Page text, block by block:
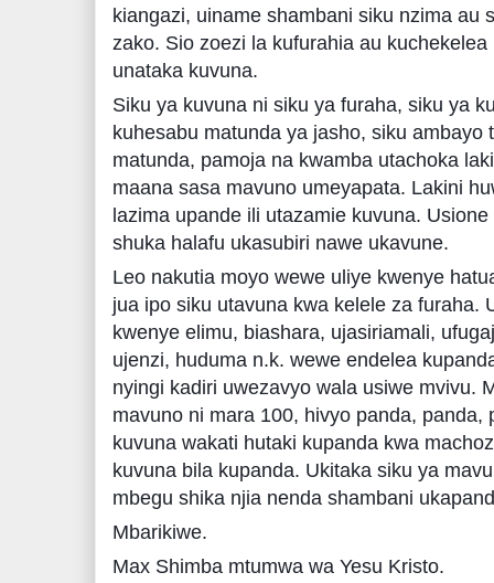
kiangazi, uiname shambani siku nzima au
zako. Sio zoezi la kufurahia au
unataka kuvuna.
Siku ya kuvuna ni siku ya furaha, siku ya
kuhesabu matunda ya jasho, siku ambayo
matunda, pamoja na kwamba utachoka
maana sasa mavuno umeyapata. Lakini
lazima upande ili utazamie kuvuna.
shuka halafu ukasubiri nawe ukavune.
Leo nakutia moyo wewe uliye kwenye
jua ipo siku utavuna kwa kelele za furaha.
kwenye elimu, biashara, ujasiriamali,
ujenzi, huduma n.k. wewe endelea
nyingi kadiri uwezavyo wala usiwe mvivu.
mavuno ni mara 100, hivyo panda, panda,
kuvuna wakati hutaki kupanda kwa
kuvuna bila kupanda. Ukitaka siku ya
mbegu shika njia nenda shambani
Mbarikiwe.
Max Shimba mtumwa wa Yesu Kristo.